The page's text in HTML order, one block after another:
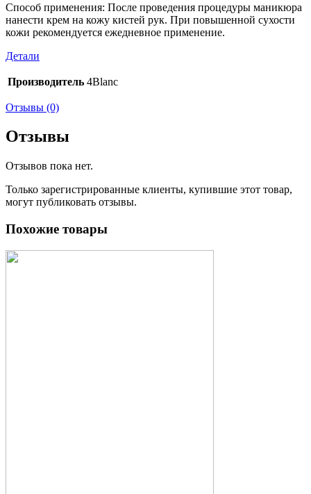
Способ применения: После проведения процедуры маникюра
нанести крем на кожу кистей рук. При повышенной сухости
кожи рекомендуется ежедневное применение.
Детали
Производитель 4Blanc
Отзывы (0)
Отзывы
Отзывов пока нет.
Только зарегистрированные клиенты, купившие этот товар,
могут публиковать отзывы.
Похожие товары